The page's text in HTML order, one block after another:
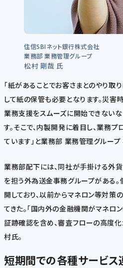
住信SBIネット銀行株式会社
業務部 業務管理グループ
松村 剛哉 氏
「紙があることでお客さまとのやり取
して紙の保管も必要となります。災害
業務支援をスムーズに開始できないな
す。そこで、内製開発に着目し、業務
ています」と業務部 業務管理グルー
業務部配下には、同社が手掛ける外
を担う外為送金事務グループがある
開しており、以前からマネロン等対策
てきた。「国内外の金融機関がマネロ
証跡確認を含め、審査フローの高度
村氏。
短期間での各種サービス